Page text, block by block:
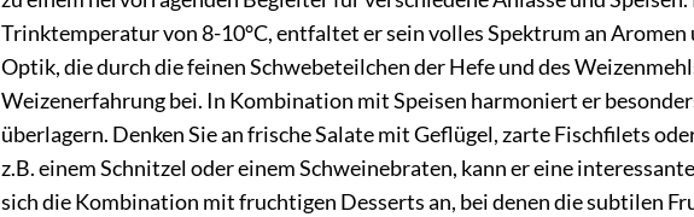
Trinktemperatur von 8-10°C, entfaltet er sein volles Spektrum an
Optik, die durch die feinen Schwebeteilchen der Hefe und des
Weizenerfahrung bei. In Kombination mit Speisen harmoniert er
überlagern. Denken Sie an frische Salate mit Geflügel, zarte Fischfilets
z.B. einem Schnitzel oder einem Schweinebraten, kann er eine
sich die Kombination mit fruchtigen Desserts an, bei denen die subtilen